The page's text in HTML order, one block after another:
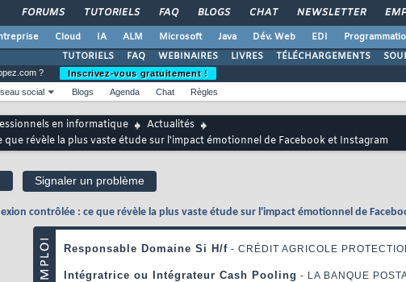
FORUMS TUTORIELS FAQ BLOGS CHAT NEWSLETTER
Cloud IA ALM Microsoft Java Dév. Web EDI
TUTORIELS
FAQ WEBINAIRES LIVRES TÉLÉCHARGEMENTS
?
Inscrivez-vous gratuitement !
social Blogs Agenda Chat Règles
en informatique
Actualités
que révèle la plus vaste étude sur l'impact émotionnel de Facebook et Instagram
Signaler un problème
contrôlée : ce que révèle la plus vaste étude sur l'impact émotionnel de